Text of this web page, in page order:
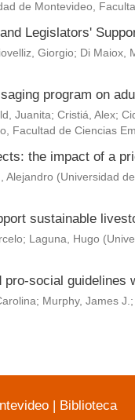
de Montevideo,
Legislators'
Giorgio; Di Maiox,
program on
Juanita; Cristiá, Alex;
Facultad de Ciencias
the impact of a
Alejandro (Universidad
sustainable
; Laguna, Hugo (
social guidelines
; Murphy, James J.;
| Biblioteca